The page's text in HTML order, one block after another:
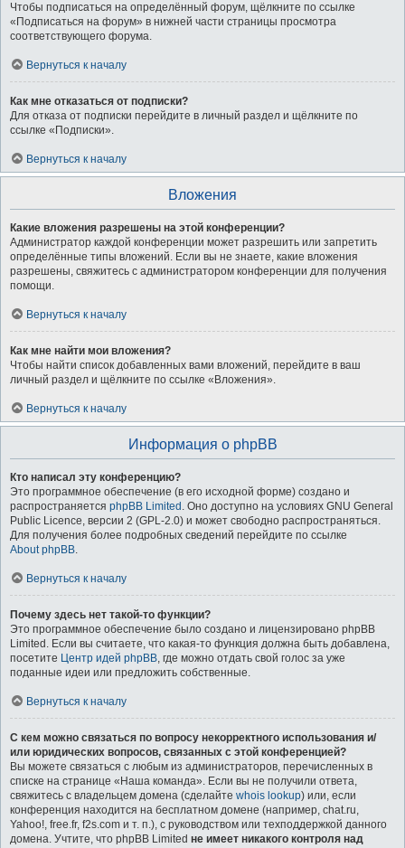
Чтобы подписаться на определённый форум, щёлкните по ссылке
«Подписаться на форум» в нижней части страницы просмотра
соответствующего форума.
Вернуться к началу
Как мне отказаться от подписки?
Для отказа от подписки перейдите в личный раздел и щёлкните по
ссылке «Подписки».
Вернуться к началу
Вложения
Какие вложения разрешены на этой конференции?
Администратор каждой конференции может разрешить или запретить
определённые типы вложений. Если вы не знаете, какие вложения
разрешены, свяжитесь с администратором конференции для получения
помощи.
Вернуться к началу
Как мне найти мои вложения?
Чтобы найти список добавленных вами вложений, перейдите в ваш
личный раздел и щёлкните по ссылке «Вложения».
Вернуться к началу
Информация о phpBB
Кто написал эту конференцию?
Это программное обеспечение (в его исходной форме) создано и
распространяется phpBB Limited . Оно доступно на условиях GNU General
Public Licence, версии 2 (GPL-2.0) и может свободно распространяться.
Для получения более подробных сведений перейдите по ссылке
About phpBB.
Вернуться к началу
Почему здесь нет такой-то функции?
Это программное обеспечение было создано и лицензировано phpBB
Limited. Если вы считаете, что какая-то функция должна быть добавлена,
посетите Центр идей phpBB, где можно отдать свой голос за уже
поданные идеи или предложить собственные.
Вернуться к началу
С кем можно связаться по вопросу некорректного использования и/
или юридических вопросов, связанных с этой конференцией?
Вы можете связаться с любым из администраторов, перечисленных в
списке на странице «Наша команда». Если вы не получили ответа,
свяжитесь с владельцем домена (сделайте whois lookup) или, если
конференция находится на бесплатном домене (например, chat.ru,
Yahoo!, free.fr, f2s.com и т. п.), с руководством или техподдержкой данного
домена. Учтите, что phpBB Limited не имеет никакого контроля над